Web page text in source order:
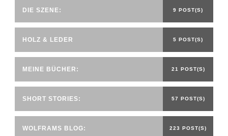
DIE SZENE: 9 POST(S)
HOLZ & LEDER 5 POST(S)
MEINE BÜCHER: 21 POST(S)
SHORT STORIES: 57 POST(S)
WOLFRAMS BLOG: 223 POST(S)